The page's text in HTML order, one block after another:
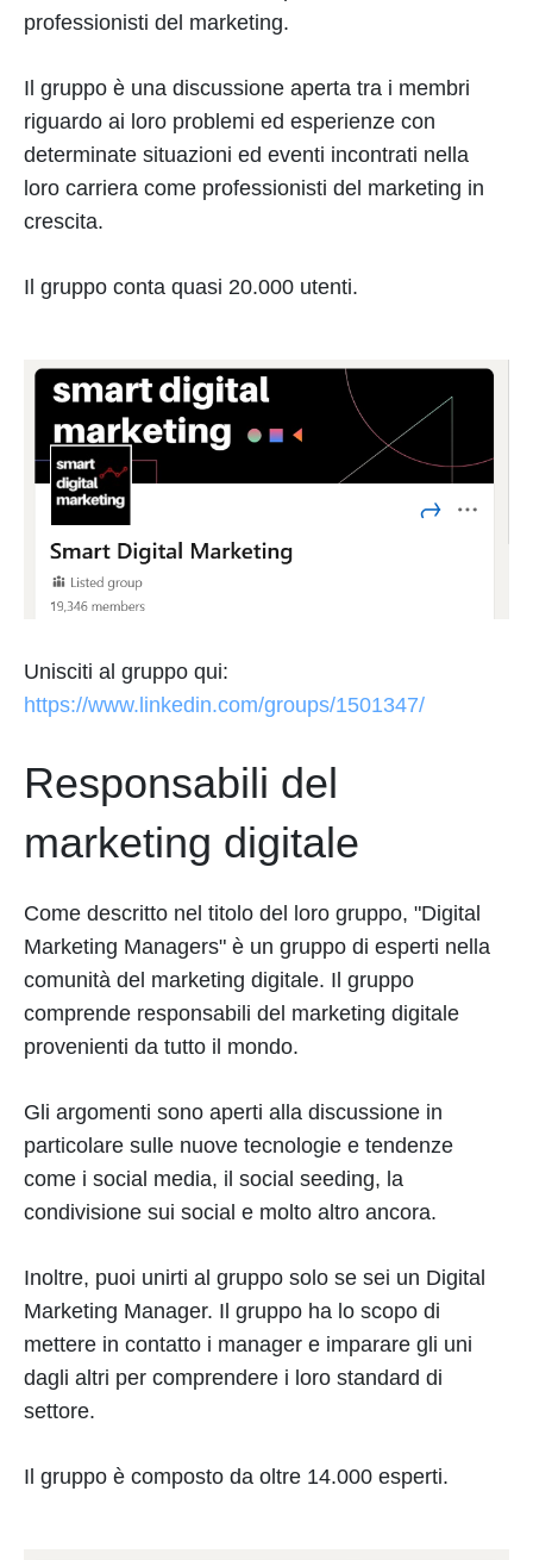
professionisti del marketing.
Il gruppo è una discussione aperta tra i membri
riguardo ai loro problemi ed esperienze con
determinate situazioni ed eventi incontrati nella
loro carriera come professionisti del marketing in
crescita.
Il gruppo conta quasi 20.000 utenti.
Unisciti al gruppo qui:
https://www.linkedin.com/groups/1501347/
Responsabili del
marketing digitale
Come descritto nel titolo del loro gruppo, "Digital
Marketing Managers" è un gruppo di esperti nella
comunità del marketing digitale. Il gruppo
comprende responsabili del marketing digitale
provenienti da tutto il mondo.
Gli argomenti sono aperti alla discussione in
particolare sulle nuove tecnologie e tendenze
come i social media, il social seeding, la
condivisione sui social e molto altro ancora.
Inoltre, puoi unirti al gruppo solo se sei un Digital
Marketing Manager. Il gruppo ha lo scopo di
mettere in contatto i manager e imparare gli uni
dagli altri per comprendere i loro standard di
settore.
Il gruppo è composto da oltre 14.000 esperti.